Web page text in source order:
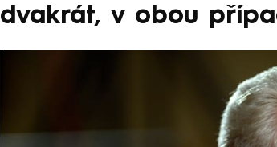
dvakrát, v obou